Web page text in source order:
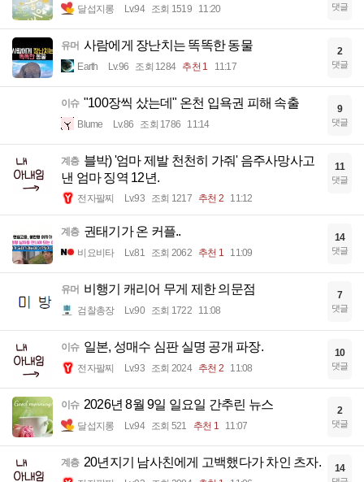
달섭지롱 Lv.94 조회 1519 11:20 댓글
유머 사람에게 장난치는 똑똑한 동물
Earth Lv.96 조회 1284 추천 1 11:17
2
댓글
이슈 "100장씩 샀는데" 온천 입욕권 피해 속출
Blume Lv.86 조회 1786 11:14
9
댓글
계층 블박) '엄마 제발 천천히 가줘' 음주사망사고
낸 엄마 징역 12년.
전자팔찌 Lv.93 조회 1217 추천 2 11:12
11
댓글
계층 권태기가 온 커플..
비요비타 Lv.81 조회 2062 추천 1 11:09
14
댓글
유머 비행기 캐리어 무게 제한 의문점
검찰총장 Lv.90 조회 1722 11:08
7
댓글
이슈 일본, 성매수 심판 실명 공개 파장.
전자팔찌 Lv.93 조회 2024 추천 2 11:08
10
댓글
이슈 2026년 8월 9일 일요일 간추린 뉴스
달섭지롱 Lv.94 조회 521 추천 1 11:07
2
댓글
계층 20년지기 남사친에게 고백했다가 차인 츠자. 14